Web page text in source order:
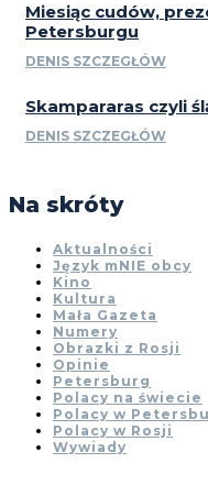
Miesiąc cudów,
Petersburgu
DENIS SZCZEGŁÓW
Skampararas czyli
DENIS SZCZEGŁÓW
Na skróty
Aktualności
Język mNIE obcy
Kino
Kultura
Mała Gazeta
Numery
Obrazki z Rosji
Opinie
Petersburg
Polacy na świecie
Polacy w
Polacy w Rosji
Wywiady